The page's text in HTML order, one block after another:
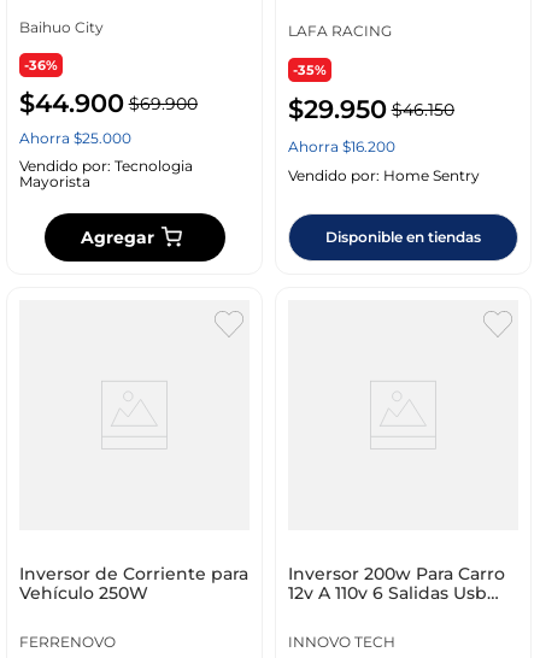
Baihuo City
-36%
$44.900 $69.900
Ahorra $25.000
Vendido por: Tecnologia
Mayorista
Agregar
LAFA RACING
-35%
$29.950 $46.150
Ahorra $16.200
Vendido por: Home Sentry
Disponible en tiendas
Inversor de Corriente para
Vehículo 250W
FERRENOVO
Inversor 200w Para Carro
12v A 110v 6 Salidas Usb
INNOVO TECH